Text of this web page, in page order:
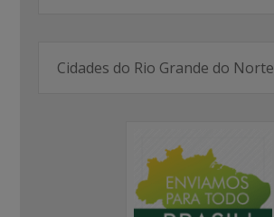
Cidades do Rio Grande do Norte